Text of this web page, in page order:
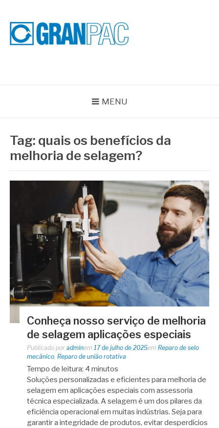
conteúdo
MENU
Tag: quais os benefícios da
melhoria de selagem?
Conheça nosso serviço de melhoria
de selagem aplicações especiais
Publicado por adminem 17 de julho de 2025em Reparo de selo
mecânico Reparo de união rotativa
Tempo de leitura: 4 minutos
Soluções personalizadas e eficientes para melhoria de
selagem em aplicações especiais com assessoria
técnica especializada. A selagem é um dos pilares da
eficiência operacional em muitas indústrias. Seja para
garantir a integridade de produtos, evitar desperdícios